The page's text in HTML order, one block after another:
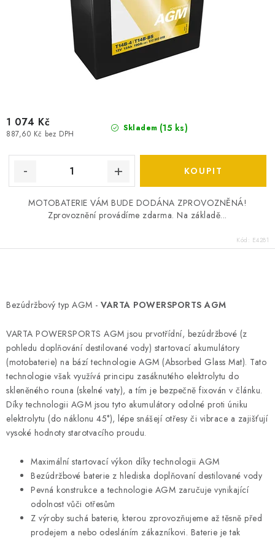
Skladem (15 ks)
887,60 Kč bez DPH
1 074 Kč
MOTOBATERIE VÁM BUDE DODÁNA ZPROVOZNĚNÁ!
Zprovoznění provádíme zdarma. Na základě...
Kód: E4281
v
á
d
a
c
í
p
r
Bezúdržbový typ AGM - VARTA POWERSPORTS AGM
VARTA POWERSPORTS AGM jsou prvotřídní, bezúdržbové (z
pohledu doplňování destilované vody) startovací akumulátory
(motobaterie) na bází technologie AGM (Absorbed Glass Mat). Tato
technologie však využívá principu zasáknutého elektrolytu do
skleněného rouna (skelné vaty), a tím je bezpečně fixován v článku.
Díky technologii AGM jsou tyto akumulátory odolné proti úniku
elektrolytu (do náklonu 45°), lépe snášejí otřesy či vibrace a zajišťují
vysoké hodnoty starotvacího proudu.
Maximální startovací výkon díky technologii AGM
Bezúdržbové baterie z hlediska doplňovaní destilované vody
Pevná konstrukce a technologie AGM zaručuje vynikající
odolnost vůči otřesům
Z výroby suchá baterie, kterou zprovozňujeme až těsně před
prodejem a nebo odesláním zákazníkovi. Baterie je tak